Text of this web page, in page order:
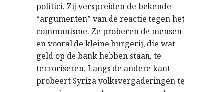
politici. Zij verspreiden de bekende
“argumenten” van de reactie tegen het
communisme. Ze proberen de mensen
en vooral de kleine burgerij, die wat
geld op de bank hebben staan, te
terroriseren. Langs de andere kant
probeert Syriza volksvergaderingen te